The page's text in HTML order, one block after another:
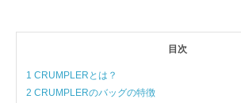
目次
1 CRUMPLERとは？
2 CRUMPLERのバッグの特徴